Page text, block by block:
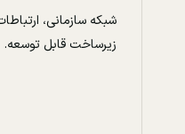
شبکه سازمانی،
زیرساخت قابل توسعه.